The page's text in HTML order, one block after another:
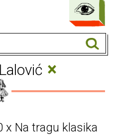
×
x Na tragu klasika